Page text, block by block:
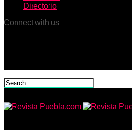
Directorio
Connect with us